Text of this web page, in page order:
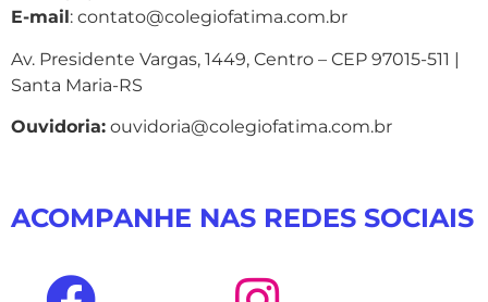
E-mail: contato@colegiofatima.com.br
Av. Presidente Vargas, 1449, Centro – CEP 97015-511 |
Santa Maria-RS
Ouvidoria: ouvidoria@colegiofatima.com.br
ACOMPANHE NAS REDES SOCIAIS